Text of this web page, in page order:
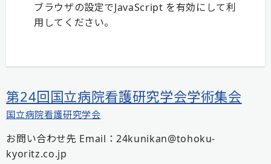
ブラウザの設定でJavaScript を有効にして利
用してください。
第24回国立病院看護研究学会学術集会
国立病院看護研究学会
お問い合わせ先 Email：24kunikan@tohoku-
kyoritz.co.jp